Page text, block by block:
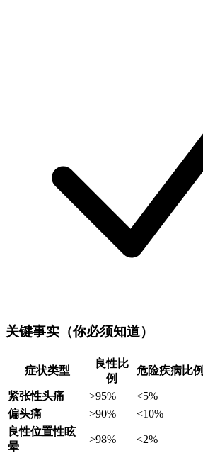
关键事实（你必须知道）
症状类型
良性比
例
危险疾病比例
紧张性头痛 >95% <5%
偏头痛
>90% <10%
良性位置性眩
晕
>98% <2%